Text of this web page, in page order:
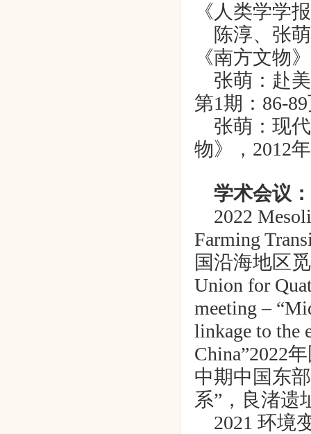
《人类学学
陈淳、张
《南方文物》
张萌：赴
第1期： 86-89
张萌：现
物》， 2012
学术会议：
2022
Farming
国沿海地区
Union for
meeting –
linkage to the
China”2022
中期中国东
系” ，良渚
2021 环境